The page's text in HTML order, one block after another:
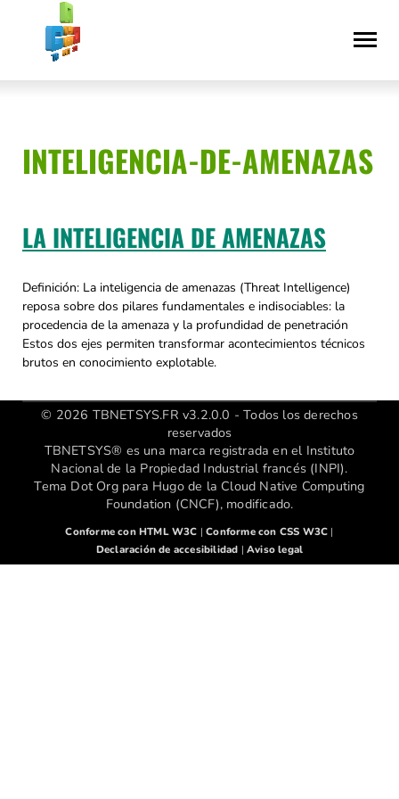
Saltar
contenido
Declaración
accesibilidad
INTELIGENCIA-DE-AMENAZAS
LA INTELIGENCIA DE AMENAZAS
Definición: La inteligencia de amenazas (Threat Intelligence)
reposa sobre dos pilares fundamentales e indisociables: la
procedencia de la amenaza y la profundidad de penetración
Estos dos ejes permiten transformar acontecimientos técnicos
brutos en conocimiento explotable.
© 2026 TBNETSYS.FR v3.2.0.0 - Todos los derechos
reservados
TBNETSYS® es una marca registrada en el Instituto
Nacional de la Propiedad Industrial francés (INPI).
Tema Dot Org para Hugo de la Cloud Native Computing
Foundation (CNCF), modificado.
Conforme con HTML W3C |Conforme con CSS W3C |
Declaración de accesibilidad | Aviso legal